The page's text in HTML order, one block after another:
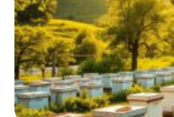
uma alternativa eficaz
técnicas ecológicas com
métodos naturais não
abelhas, mas também
ambiente e a produção de